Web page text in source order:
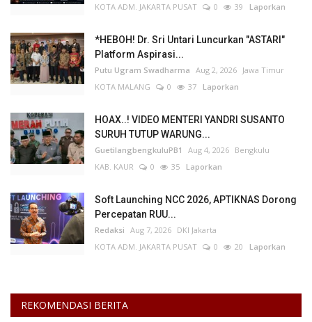
Informasi Journalism
Kesehatan
Layanan Publik
Perempuan/Anak
KOTA ADM. JAKARTA PUSAT
0 39 Laporkan
*HEBOH! Dr. Sri Untari Luncurkan "ASTARI"
Platform Aspirasi...
Putu Ugram Swadharma Aug 2, 2026 Jawa Timur
KOTA MALANG
0 37 Laporkan
HOAX..! VIDEO MENTERI YANDRI SUSANTO
SURUH TUTUP WARUNG...
GuetilangbengkuluPB1 Aug 4, 2026 Bengkulu
KAB. KAUR
0 35 Laporkan
Soft Launching NCC 2026, APTIKNAS Dorong
Percepatan RUU...
Redaksi Aug 7, 2026 DKI Jakarta
KOTA ADM. JAKARTA PUSAT
0 20 Laporkan
REKOMENDASI BERITA